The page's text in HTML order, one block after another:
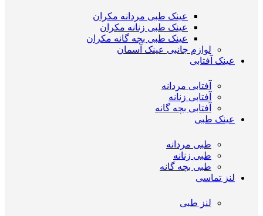
عینک طبی مردانه مکران
عینک طبی زنانه مکران
عینک طبی بچه گانه مکران
لوازم جانبی عینک آسمان
عینک آفتابی
آفتابی مردانه
آفتابی زنانه
آفتابی بچه گانه
عینک طبی
طبی مردانه
طبی زنانه
طبی بچه گانه
لنز تماسی
لنز طبی